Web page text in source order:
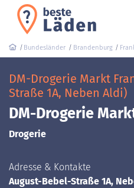
Bundesländer Brandenburg
DM-Drogerie Markt
Straße 1A, Neben Aldi)
DM-Drogerie
Drogerie
Adresse & Kontakte
August-Bebel-Straße 1A,